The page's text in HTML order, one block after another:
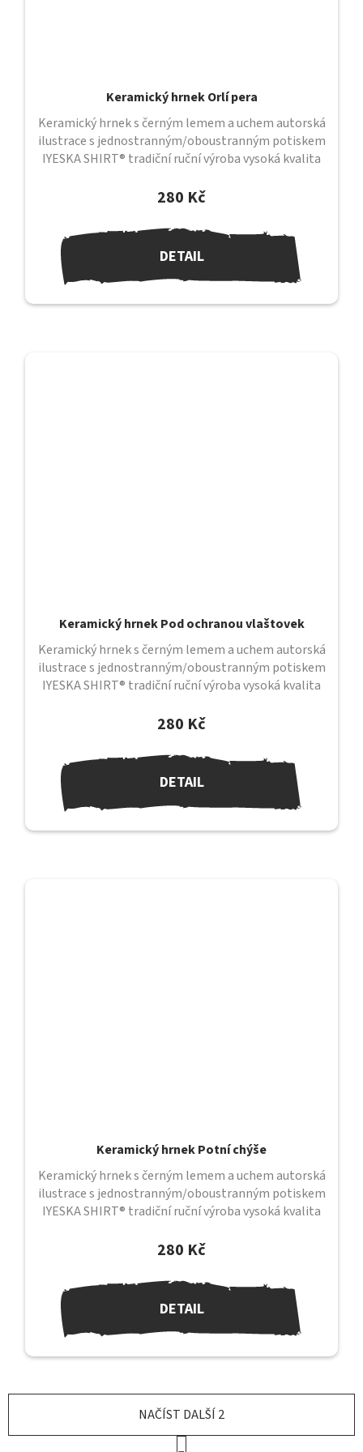
Keramický hrnek Orlí pera
280 Kč
DETAIL
Keramický hrnek s černým lemem a uchem autorská
ilustrace s jednostranným/oboustranným potiskem
IYESKA SHIRT® tradiční ruční výroba vysoká kvalita
Keramický hrnek Pod ochranou vlaštovek
280 Kč
DETAIL
Keramický hrnek s černým lemem a uchem autorská
ilustrace s jednostranným/oboustranným potiskem
IYESKA SHIRT® tradiční ruční výroba vysoká kvalita
Keramický hrnek Potní chýše
280 Kč
DETAIL
Keramický hrnek s černým lemem a uchem autorská
ilustrace s jednostranným/oboustranným potiskem
IYESKA SHIRT® tradiční ruční výroba vysoká kvalita
NAČÍST DALŠÍ 2
S